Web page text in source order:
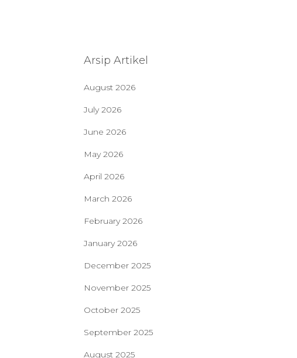
Arsip Artikel
August 2026
July 2026
June 2026
May 2026
April 2026
March 2026
February 2026
January 2026
December 2025
November 2025
October 2025
September 2025
August 2025